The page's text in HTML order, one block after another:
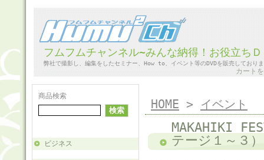
フムフムチャンネル~みんな納得！お役立ち
弊社で撮影し、編集をしたセミナー、How to、イベント等のDVDを販売しており
カート
商品検索
ビジネス
HOME > イベント
MAKAHIKI
テージ１～３